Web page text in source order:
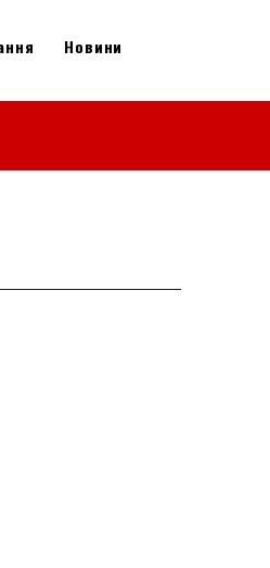
Новини